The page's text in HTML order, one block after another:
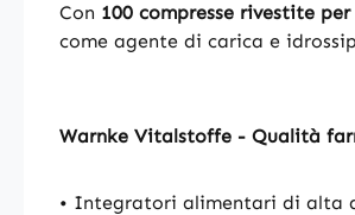
Con 100 compresse rivestite
come agente di carica e
Warnke Vitalstoffe - Qualità
• Integratori alimentari di alta